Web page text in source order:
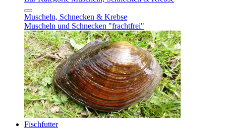
Muscheln, Schnecken & Krebse
Muscheln und Schnecken "frachtfrei"
Fischfutter